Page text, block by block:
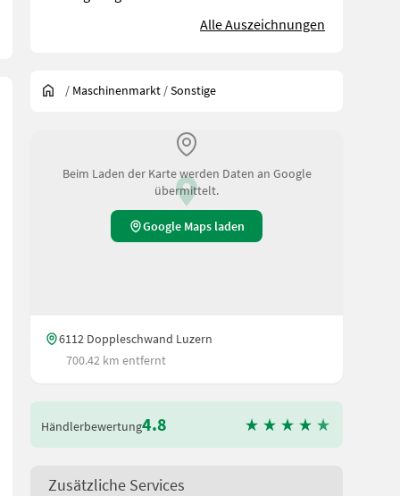
Alle Auszeichnungen
/ Maschinenmarkt /Sonstige
Beim Laden der Karte werden Daten an Google
übermittelt.
Google Maps laden
6112 Doppleschwand Luzern
700.42 km entfernt
Händlerbewertung4.8
Zusätzliche Services